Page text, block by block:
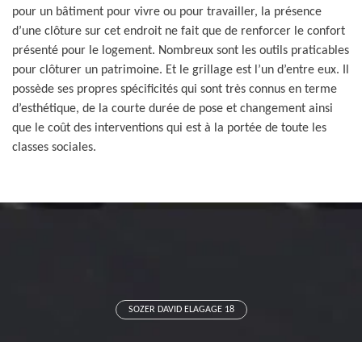
pour un bâtiment pour vivre ou pour travailler, la présence
d’une clôture sur cet endroit ne fait que de renforcer le confort
présenté pour le logement. Nombreux sont les outils praticables
pour clôturer un patrimoine. Et le grillage est l’un d’entre eux. Il
possède ses propres spécificités qui sont très connus en terme
d’esthétique, de la courte durée de pose et changement ainsi
que le coût des interventions qui est à la portée de toute les
classes sociales.
SOZER DAVID ELAGAGE 18